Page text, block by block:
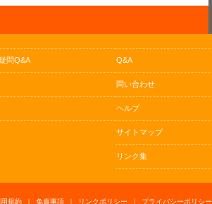
問Q&A Q&A
問い合わせ
ヘルプ
サイトマップ
リンク集
規約 ｜ 免責事項 ｜ リンクポリシー ｜ プライバシーポリシー